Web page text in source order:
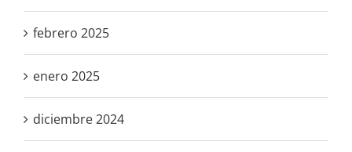
febrero 2025
enero 2025
diciembre 2024